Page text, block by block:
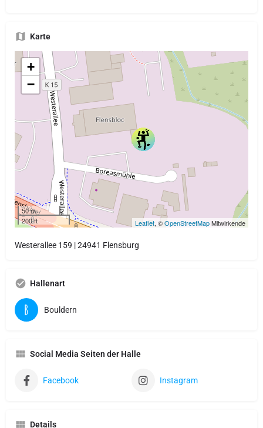
Karte
+
−
50 m
200 ft
Leaflet, ©OpenStreetMapMitwirkende
Westerallee 159 | 24941 Flensburg
Hallenart
Bouldern
Social Media Seiten der Halle
Facebook Instagram
Details